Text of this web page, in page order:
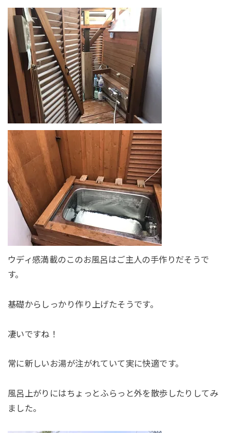
ウディ感満載のこのお風呂はご主人の手作りだそうで
す。
基礎からしっかり作り上げたそうです。
凄いですね！
常に新しいお湯が注がれていて実に快適です。
風呂上がりにはちょっとふらっと外を散歩したりしてみ
ました。